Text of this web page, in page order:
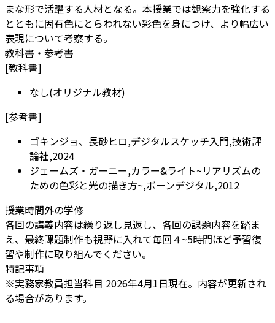
まな形で活躍する人材となる。本授業では観察力を強化する
とともに固有色にとらわれない彩色を身につけ、より幅広い
表現について考察する。
教科書・参考書
[教科書]
なし(オリジナル教材)
[参考書]
ゴキンジョ、長砂ヒロ,デジタルスケッチ入門,技術評
論社,2024
ジェームズ・ガーニー,カラー&ライト~リアリズムの
ための色彩と光の描き方~,ボーンデジタル,2012
授業時間外の学修
各回の講義内容は繰り返し見返し、各回の課題内容を踏ま
え、最終課題制作も視野に入れて毎回４~5時間ほど予習復
習や制作に取り組んでください。
特記事項
※実務家教員担当科目 2026年4月1日現在。内容が更新され
る場合があります。